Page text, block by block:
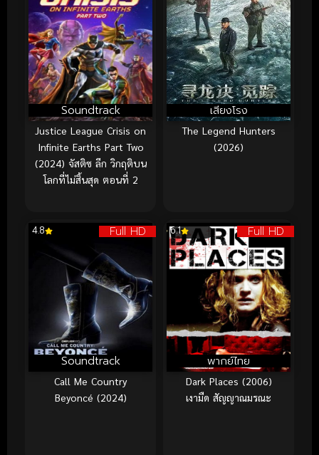
Soundtrack
Justice League Crisis on
Infinite Earths Part Two
(2024) จัสติซ ลีก วิกฤติบน
โลกที่ไม่สิ้นสุด ตอนที่ 2
เสียงโรง
The Legend Hunters
(2026)
Full HD
Soundtrack
4.8
Call Me Country
Beyoncé (2024)
Full HD
พากย์ไทย
6.1
Dark Places (2006)
เงามืด สัญญาณมรณะ